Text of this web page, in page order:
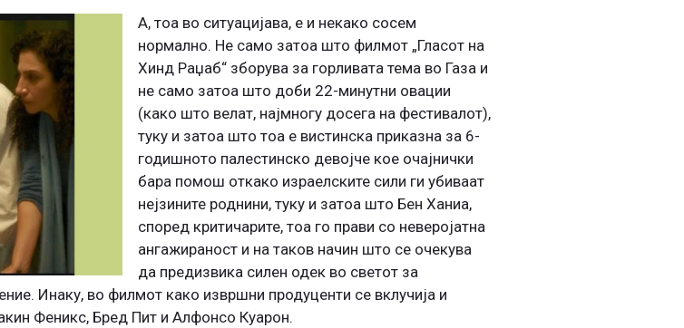
А, тоа во ситуацијава, е и некако сосем
нормално. Не само затоа што филмот „Гласот на
Хинд Раџаб“ зборува за горливата тема во Газа и
не само затоа што доби 22-минутни овации
(како што велат, најмногу досега на фестивалот),
туку и затоа што тоа е вистинска приказна за 6-
годишното палестинско девојче кое очајнички
бара помош откако израелските сили ги убиваат
нејзините роднини, туку и затоа што Бен Ханиа,
според критичарите, тоа го прави со неверојатна
ангажираност и на таков начин што се очекува
да предизвика силен одек во светот за
Инаку, во филмот како извршни продуценти се вклучија и
Феникс, Бред Пит и Алфонсо Куарон.